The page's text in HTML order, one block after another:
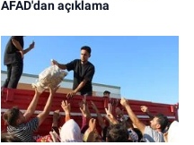
AFAD'dan açıklama